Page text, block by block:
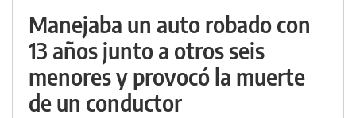
Manejaba un auto robado con
13 años junto a otros seis
menores y provocó la muerte
de un conductor